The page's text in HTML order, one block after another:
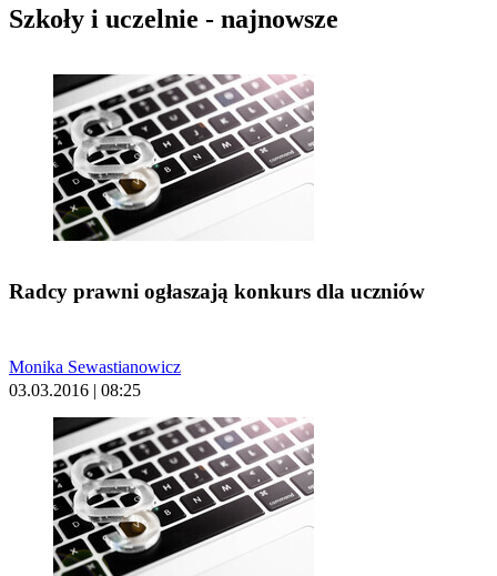
Szkoły i uczelnie - najnowsze
Radcy prawni ogłaszają konkurs dla uczniów
Monika Sewastianowicz
03.03.2016 | 08:25